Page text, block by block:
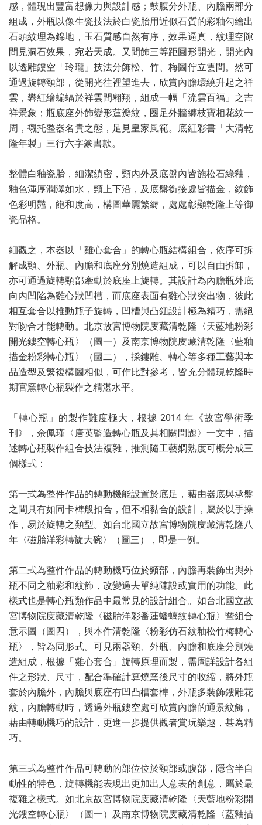
感，體現出豐富想像力與設計感；鼓腹分外瓶、內膽兩部分
組成，外瓶以像生瓷技法於白瓷胎用近似石質的彩釉勾繪出
石頭紋理為錦地，玉石質感自然有序，效果逼真，紋理空隙
間見洞石效果，宛若天成。又間飾三等距圓形開光，開光內
以透雕鏤空「玲瓏」技法分飾松、竹、梅圖佇立雲間。然可
通過旋轉頸部，從開光往裡望進去，欣賞內膽環繞升起之祥
雲，礬紅繪蝙蝠於祥雲間翱翔，組成一幅「流雲百福」之吉
祥景象；瓶底座外飾變形蓮瓣紋，圈足外牆纏枝寶相花紋一
周，襯托整器名貴之態，足見皇家風範。底紅彩書「大清乾
隆年製」三行六字篆書款。
整體白釉瓷胎，細潔縝密，頸內外及底盤內皆施松石綠釉，
釉色渾厚潤澤如水，頸上下沿，及底盤銜接處皆描金，紋飾
色彩明豔，飽和度高，構圖華麗繁縟，處處彰顯乾隆上等御
瓷品格。
細觀之，本器以「雞心套合」的轉心瓶結構組合，依序可拆
解成頸、外瓶、內膽和底座分別燒造組成，可以自由拆卸，
亦可通過旋轉頸部牽動於底座上旋轉。其設計為內膽瓶外底
向內凹陷為雞心狀凹槽，而底座表面有雞心狀突出物，彼此
相互套合以推動瓶子旋轉，凹槽與凸鈕設計極為精巧，需絕
對吻合才能轉動。北京故宮博物院庋藏清乾隆〈天藍地粉彩
開光鏤空轉心瓶〉（圖一）及南京博物院庋藏清乾隆〈藍釉
描金粉彩轉心瓶〉（圖二），採鏤雕、轉心等多種工藝與本
品造型及繁複構圖相似，可作比對參考，皆充分體現乾隆時
期官窯轉心瓶製作之精湛水平。
「轉心瓶」的製作難度極大，根據 2014 年《故宮學術季
刊》，余佩瑾〈唐英監造轉心瓶及其相關問題〉一文中，描
述轉心瓶製作組合技法複雜，推測隨工藝嫻熟度可概分成三
個樣式：
第一式為整件作品的轉動機能設置於底足，藉由器底與承盤
之間具有如同卡榫般扣合，但不相黏合的設計，屬於以手操
作，易於旋轉之類型。如台北國立故宮博物院庋藏清乾隆八
年〈磁胎洋彩轉旋大碗〉（圖三），即是一例。
第二式為整件作品的轉動機巧位於頸部，內膽再裝飾出與外
瓶不同之釉彩和紋飾，改變過去單純陳設或實用的功能。此
樣式也是轉心瓶類作品中最常見的設計組合。如台北國立故
宮博物院庋藏清乾隆〈磁胎洋彩番蓮蟠螭紋轉心瓶〉暨組合
意示圖（圖四），與本件清乾隆〈粉彩仿石紋釉松竹梅轉心
瓶〉，皆為同形式。可見兩器頸、外瓶、內膽和底座分別燒
造組成，根據「雞心套合」旋轉原理而製，需周詳設計各組
件之形狀、尺寸，配合準確計算燒窯後尺寸的收縮，將外瓶
套於內膽外，內膽與底座有凹凸槽套榫，外瓶多裝飾鏤雕花
紋，內膽轉動時，透過外瓶鏤空處可欣賞內膽的通景紋飾，
藉由轉動機巧的設計，更進一步提供觀者賞玩樂趣，甚為精
巧。
第三式為整件作品可轉動的部位位於頸部或腹部，隱含半自
動性的特色，旋轉機能表現出更加出人意表的創意，屬於最
複雜之樣式。如北京故宮博物院庋藏清乾隆〈天藍地粉彩開
光鏤空轉心瓶〉（圖一）及南京博物院庋藏清乾隆〈藍釉描